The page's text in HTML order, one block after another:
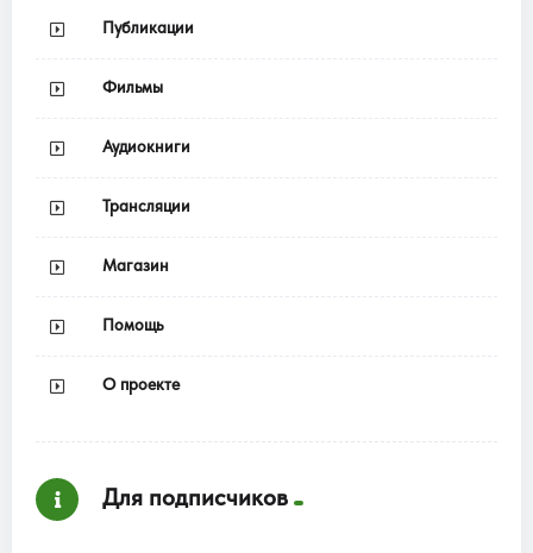
Публикации
Фильмы
Аудиокниги
Трансляции
Магазин
Помощь
О проекте
Для подписчиков